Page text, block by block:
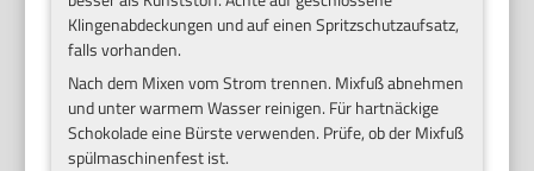
Klingenabdeckungen und auf einen Spritzschutzaufsatz,
falls vorhanden.
Nach dem Mixen vom Strom trennen. Mixfuß abnehmen
und unter warmem Wasser reinigen. Für hartnäckige
Schokolade eine Bürste verwenden. Prüfe, ob der Mixfuß
spülmaschinenfest ist.